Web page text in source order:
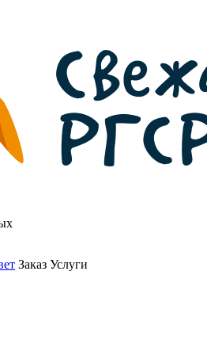
Заказ Услуги